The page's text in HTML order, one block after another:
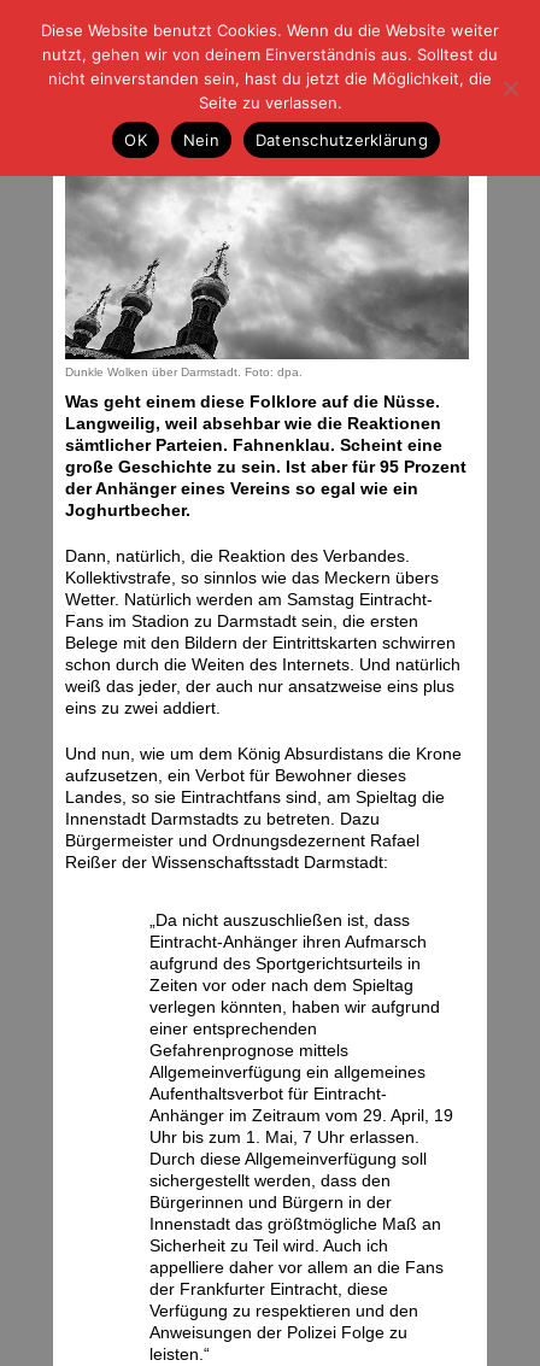
| | |BLOG-GFußball und der Rest
HOME|REGELN|IMPRESSUM |DATENSCHUTZ
Problem gelöst
Mittwoch, 27.04.16 | 06:26 Uhr
Dunkle Wolken über Darmstadt. Foto: dpa.
Was geht einem diese Folklore auf die Nüsse.
Langweilig, weil absehbar wie die Reaktionen
sämtlicher Parteien. Fahnenklau. Scheint eine
große Geschichte zu sein. Ist aber für 95 Prozent
der Anhänger eines Vereins so egal wie ein
Joghurtbecher.
Dann, natürlich, die Reaktion des Verbandes.
Kollektivstrafe, so sinnlos wie das Meckern übers
Wetter. Natürlich werden am Samstag Eintracht-
Fans im Stadion zu Darmstadt sein, die ersten
Belege mit den Bildern der Eintrittskarten schwirren
schon durch die Weiten des Internets. Und natürlich
weiß das jeder, der auch nur ansatzweise eins plus
eins zu zwei addiert.
Und nun, wie um dem König Absurdistans die Krone
aufzusetzen, ein Verbot für Bewohner dieses
Landes, so sie Eintrachtfans sind, am Spieltag die
Innenstadt Darmstadts zu betreten. Dazu
Bürgermeister und Ordnungsdezernent Rafael
Reißer der Wissenschaftsstadt Darmstadt:
„Da nicht auszuschließen ist, dass
Eintracht-Anhänger ihren Aufmarsch
aufgrund des Sportgerichtsurteils in
Zeiten vor oder nach dem Spieltag
verlegen könnten, haben wir aufgrund
einer entsprechenden
Gefahrenprognose mittels
Allgemeinverfügung ein allgemeines
Aufenthaltsverbot für Eintracht-
Anhänger im Zeitraum vom 29. April, 19
Uhr bis zum 1. Mai, 7 Uhr erlassen.
Durch diese Allgemeinverfügung soll
sichergestellt werden, dass den
Bürgerinnen und Bürgern in der
Innenstadt das größtmögliche Maß an
Sicherheit zu Teil wird. Auch ich
appelliere daher vor allem an die Fans
der Frankfurter Eintracht, diese
Verfügung zu respektieren und den
Anweisungen der Polizei Folge zu
leisten.“
Diese Website benutzt Cookies. Wenn du die Website weiter
nutzt, gehen wir von deinem Einverständnis aus. Solltest du
nicht einverstanden sein, hast du jetzt die Möglichkeit, die
Seite zu verlassen.
OK
Nein Datenschutzerklärung